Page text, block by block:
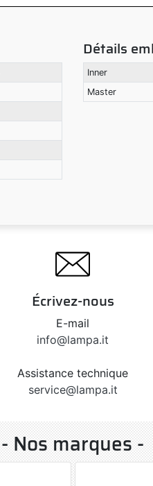
Détails
Inner
Master
Écrivez-nous
E-mail
info@lampa.it
Assistance technique
service@lampa.it
- Nos marques -